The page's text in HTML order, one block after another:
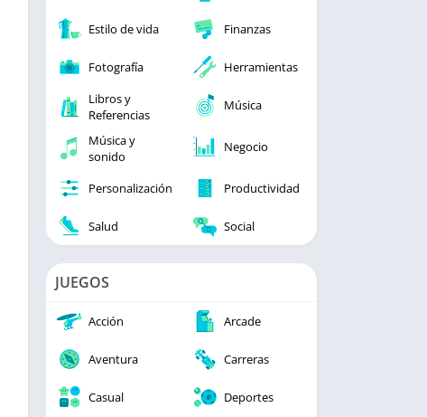
Estilo de vida Finanzas
Fotografía
Herramientas
Libros y
Referencias
Música
Música y
sonido
Negocio
Personalización Productividad
Salud Social
JUEGOS
Acción Arcade
Aventura Carreras
Casual Deportes